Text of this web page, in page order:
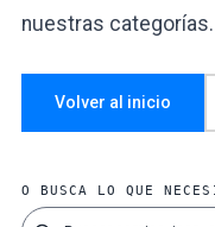
nuestras categorías.
Volver al inicio
O BUSCA LO QUE